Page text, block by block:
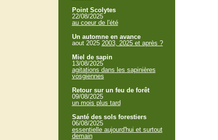
Point Scolytes
22/08/2025
au coeur de l'été
Un automne en avance
aout 2025 2003, 2025 et après ?
Miel de sapin
13/08/2025
agitations dans les sapinières
vosgiennes
Retour sur un feu de forêt
09/08/2025
un mois plus tard
Santé des sols forestiers
06/08/2025
essentielle aujourd'hui et surtout
demain